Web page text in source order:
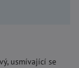
usmívající se